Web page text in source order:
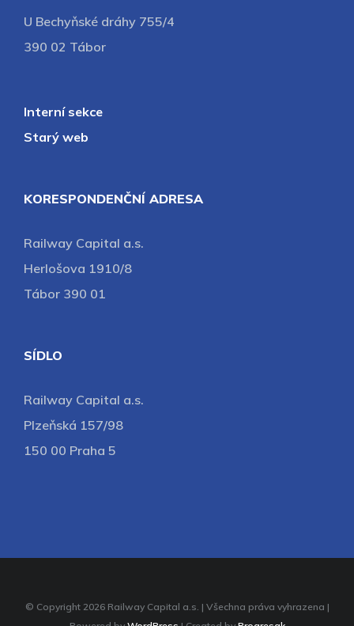
U Bechyňské dráhy 755/4
390 02 Tábor
Interní sekce
Starý web
KORESPONDENČNÍ ADRESA
Railway Capital a.s.
Herlošova 1910/8
Tábor 390 01
SÍDLO
Railway Capital a.s.
Plzeňská 157/98
150 00 Praha 5
© Copyright 2026 Railway Capital a.s. | Všechna práva vyhrazena |